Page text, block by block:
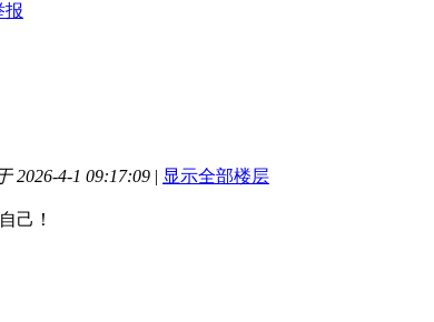
报
2026-4-1 09:17:09 | 显示全部楼层
己！